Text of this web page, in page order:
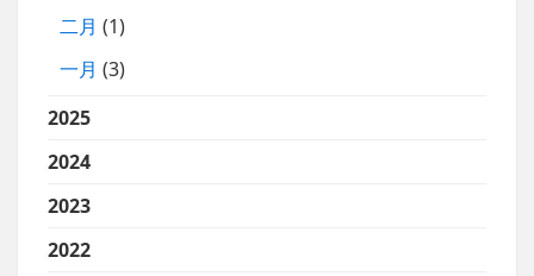
二月 (1)
一月 (3)
2025
2024
2023
2022